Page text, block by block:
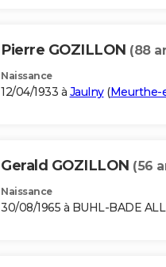
Pierre GOZILLON (88
Naissance
12/04/1933 à Jaulny(Meurthe-
Gerald GOZILLON (56
Naissance
30/08/1965 à BUHL-BADE